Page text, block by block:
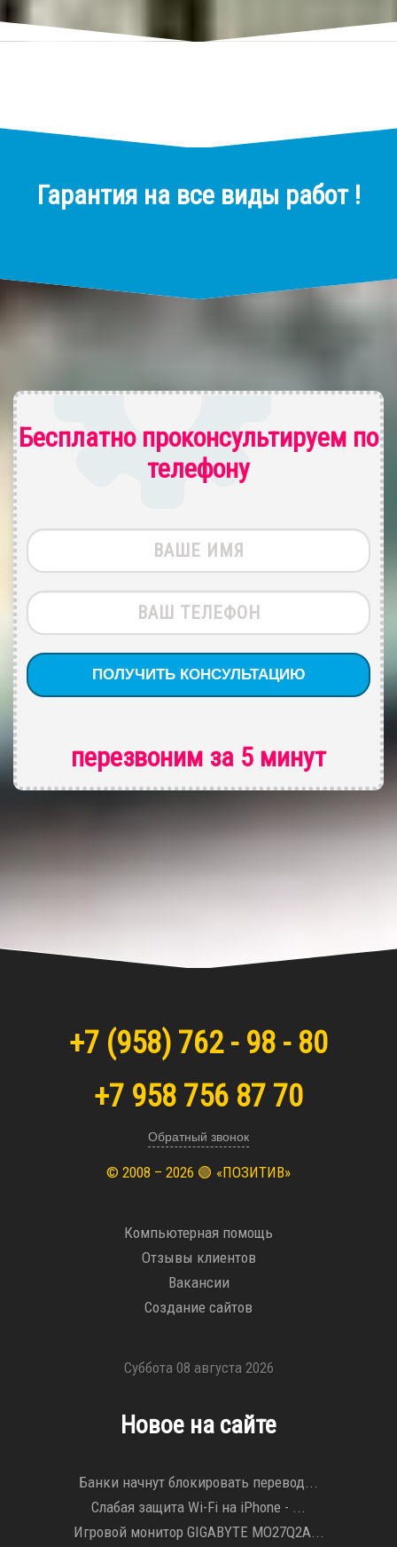
Гарантия на все виды работ !
Бесплатно проконсультируем по
телефону
перезвоним за 5 минут
+7 (958) 762 - 98 - 80
+7 958 756 87 70
Обратный звонок
© 2008 – 2026 🟢 «ПОЗИТИВ»
Компьютерная помощь
Отзывы клиентов
Вакансии
Создание сайтов
Суббота 08 августа 2026
Новое на сайте
Банки начнут блокировать перевод...
Слабая защита Wi-Fi на iPhone - ...
Игровой монитор GIGABYTE MO27Q2A...